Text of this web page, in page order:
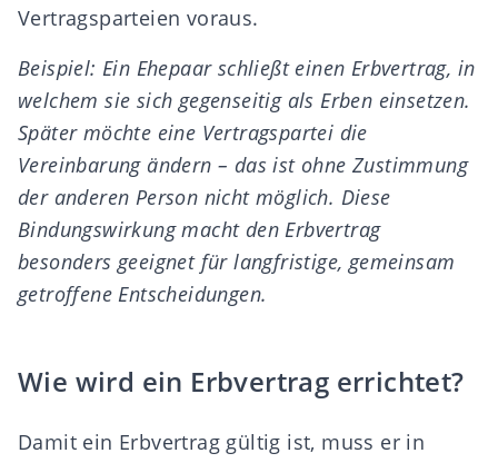
Vertragsparteien voraus.
Beispiel: Ein Ehepaar schließt einen Erbvertrag, in
welchem sie sich gegenseitig als Erben einsetzen.
Später möchte eine Vertragspartei die
Vereinbarung ändern – das ist ohne Zustimmung
der anderen Person nicht möglich. Diese
Bindungswirkung macht den Erbvertrag
besonders geeignet für langfristige, gemeinsam
getroffene Entscheidungen.
Wie wird ein Erbvertrag errichtet?
Damit ein Erbvertrag gültig ist, muss er in